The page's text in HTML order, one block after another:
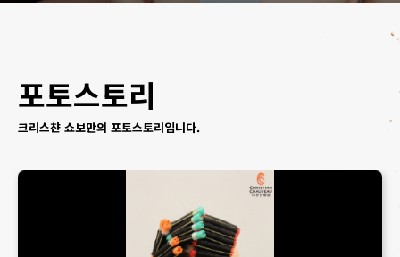
포토스토리
크리스챤 쇼보만의 포토스토리입니다.